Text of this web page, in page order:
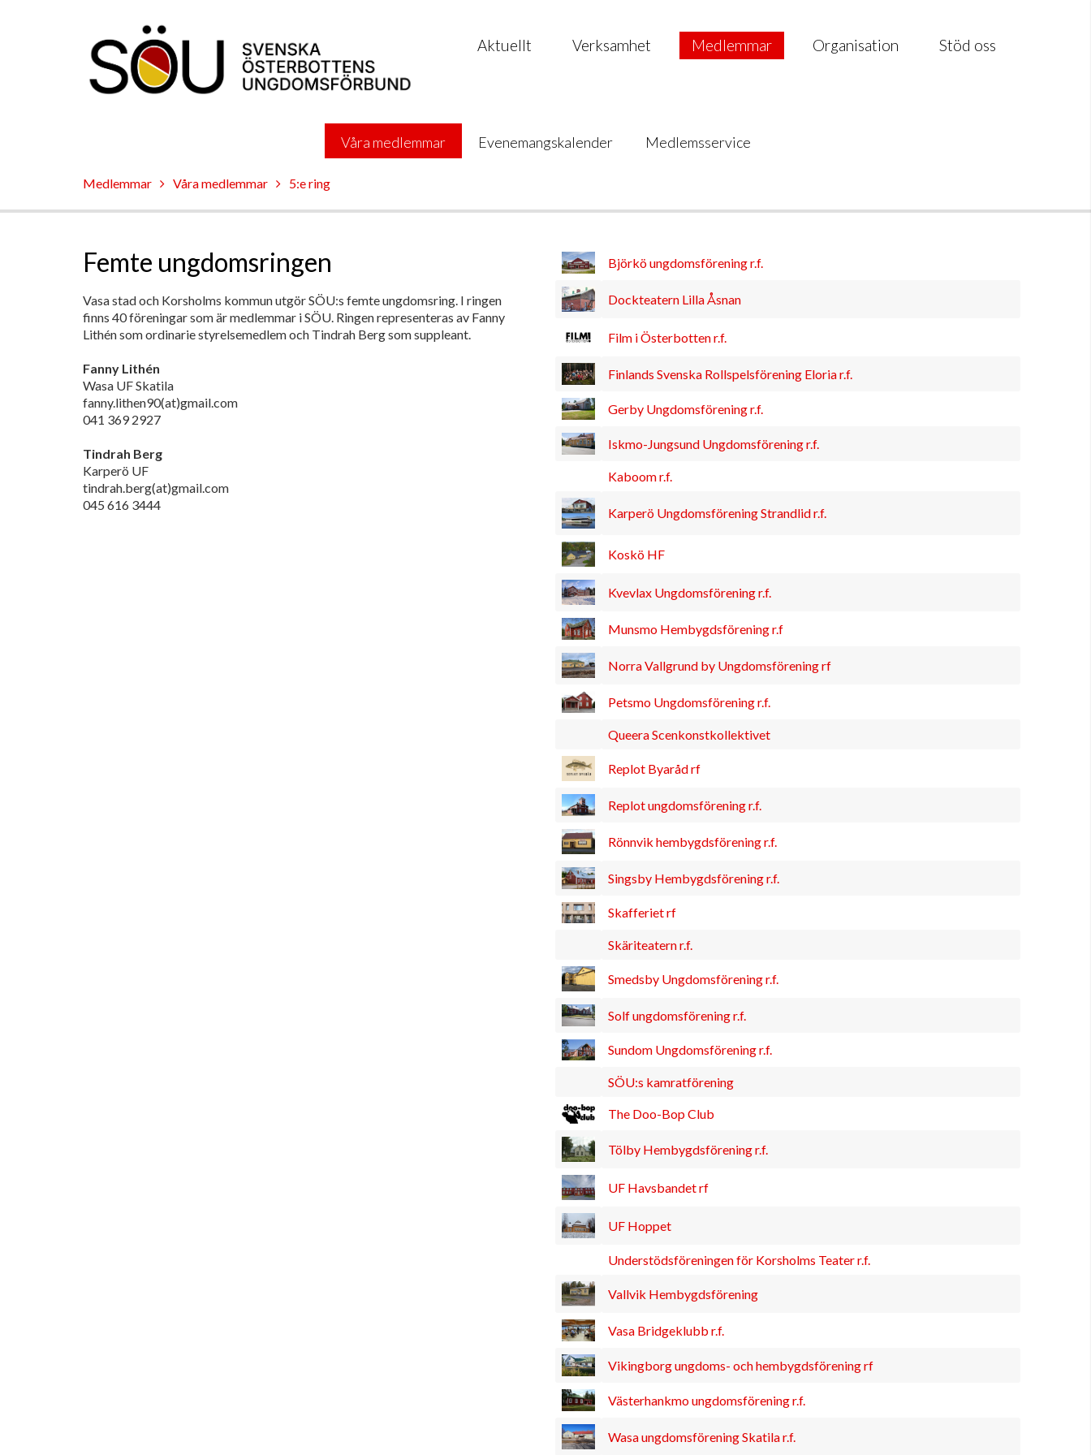
Aktuellt Verksamhet Medlemmar Organisation Stöd oss
Våra medlemmar Evenemangskalender Medlemsservice
Medlemmar Våra medlemmar 5:e ring
Femte ungdomsringen
Vasa stad och Korsholms kommun utgör SÖU:s femte ungdomsring. I ringen
finns 40 föreningar som är medlemmar i SÖU. Ringen representeras av Fanny
Lithén som ordinarie styrelsemedlem och Tindrah Berg som suppleant.
Fanny Lithén
Wasa UF Skatila
fanny.lithen90(at)gmail.com
041 369 2927
Tindrah Berg
Karperö UF
tindrah.berg(at)gmail.com
045 616 3444
Björkö ungdomsförening r.f.
Dockteatern Lilla Åsnan
Film i Österbotten r.f.
Finlands Svenska Rollspelsförening Eloria r.f.
Gerby Ungdomsförening r.f.
Iskmo-Jungsund Ungdomsförening r.f.
Kaboom r.f.
Karperö Ungdomsförening Strandlid r.f.
Koskö HF
Kvevlax Ungdomsförening r.f.
Munsmo Hembygdsförening r.f
Norra Vallgrund by Ungdomsförening rf
Petsmo Ungdomsförening r.f.
Queera Scenkonstkollektivet
Replot Byaråd rf
Replot ungdomsförening r.f.
Rönnvik hembygdsförening r.f.
Singsby Hembygdsförening r.f.
Skafferiet rf
Skäriteatern r.f.
Smedsby Ungdomsförening r.f.
Solf ungdomsförening r.f.
Sundom Ungdomsförening r.f.
SÖU:s kamratförening
The Doo-Bop Club
Tölby Hembygdsförening r.f.
UF Havsbandet rf
UF Hoppet
Understödsföreningen för Korsholms Teater r.f.
Vallvik Hembygdsförening
Vasa Bridgeklubb r.f.
Vikingborg ungdoms- och hembygdsförening rf
Västerhankmo ungdomsförening r.f.
Wasa ungdomsförening Skatila r.f.